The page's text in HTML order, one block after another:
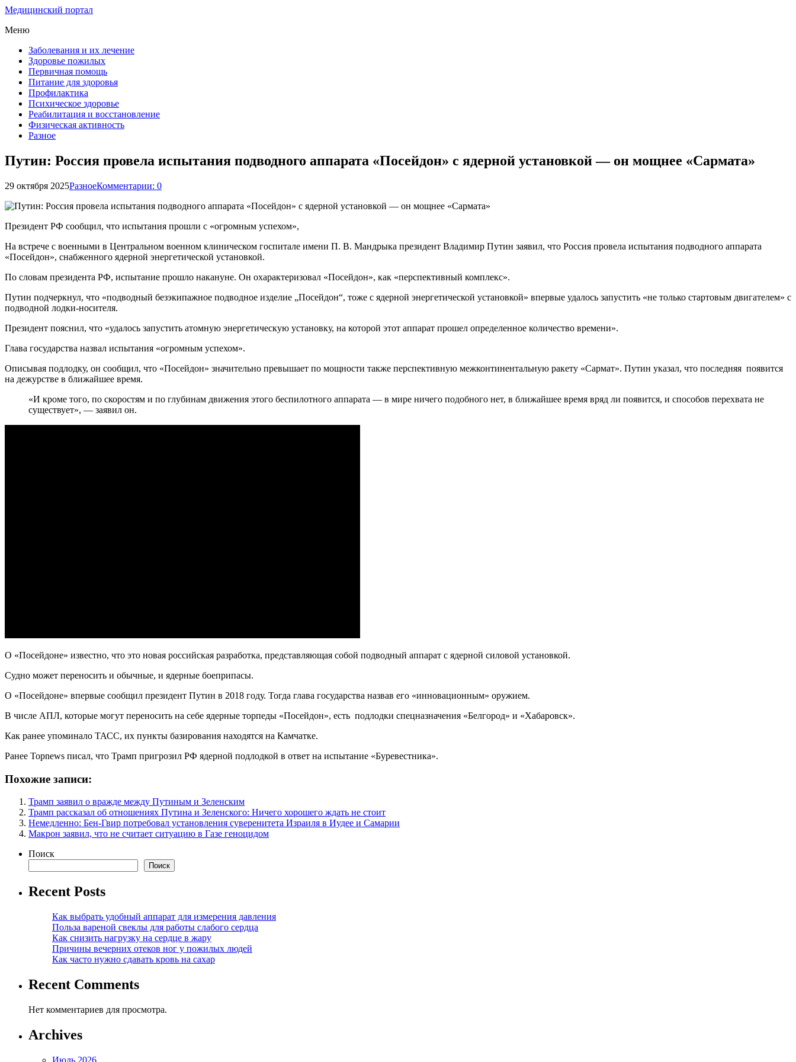
Медицинский портал
Меню
Заболевания и их лечение
Здоровье пожилых
Первичная помощь
Питание для здоровья
Профилактика
Психическое здоровье
Реабилитация и восстановление
Физическая активность
Разное
Путин: Россия провела испытания подводного аппарата «Посейдон» с ядерной установкой — он мощнее «Сармата»
29 октября 2025РазноеКомментарии: 0
Президент РФ сообщил, что испытания прошли с «огромным успехом»,
На встрече с военными в Центральном военном клиническом госпитале имени П. В. Мандрыка президент Владимир Путин заявил, что Россия провела испытания подводного аппарата
«Посейдон», снабженного ядерной энергетической установкой.
По словам президента РФ, испытание прошло накануне. Он охарактеризовал «Посейдон», как «перспективный комплекс».
Путин подчеркнул, что «подводный безэкипажное подводное изделие „Посейдон“, тоже с ядерной энергетической установкой» впервые удалось запустить «не только стартовым двигателем» с
подводной лодки-носителя.
Президент пояснил, что «удалось запустить атомную энергетическую установку, на которой этот аппарат прошел определенное количество времени».
Глава государства назвал испытания «огромным успехом».
Описывая подлодку, он сообщил, что «Посейдон» значительно превышает по мощности также перспективную межконтинентальную ракету «Сармат». Путин указал, что последняя появится
на дежурстве в ближайшее время.
«И кроме того, по скоростям и по глубинам движения этого беспилотного аппарата — в мире ничего подобного нет, в ближайшее время вряд ли появится, и способов перехвата не
существует», — заявил он.
О «Посейдоне» известно, что это новая российская разработка, представляющая собой подводный аппарат с ядерной силовой установкой.
Судно может переносить и обычные, и ядерные боеприпасы.
О «Посейдоне» впервые сообщил президент Путин в 2018 году. Тогда глава государства назвав его «инновационным» оружием.
В числе АПЛ, которые могут переносить на себе ядерные торпеды «Посейдон», есть подлодки спецназначения «Белгород» и «Хабаровск».
Как ранее упоминало ТАСС, их пункты базирования находятся на Камчатке.
Ранее Topnews писал, что Трамп пригрозил РФ ядерной подлодкой в ответ на испытание «Буревестника».
Похожие записи:
Трамп заявил о вражде между Путиным и Зеленским
Трамп рассказал об отношениях Путина и Зеленского: Ничего хорошего ждать не стоит
Немедленно: Бен-Гвир потребовал установления суверенитета Израиля в Иудее и Самарии
Макрон заявил, что не считает ситуацию в Газе геноцидом
Поиск
Поиск
Recent Posts
Как выбрать удобный аппарат для измерения давления
Польза вареной свеклы для работы слабого сердца
Как снизить нагрузку на сердце в жару
Причины вечерних отеков ног у пожилых людей
Как часто нужно сдавать кровь на сахар
Recent Comments
Нет комментариев для просмотра.
Archives
Июль 2026